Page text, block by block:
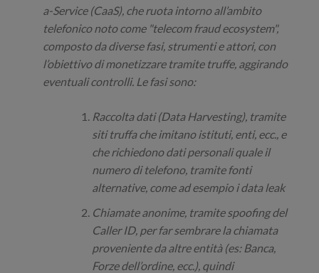
a-Service (CaaS), che ruota intorno all’ambito
telefonico noto come "telecom fraud ecosystem",
composto da diverse fasi, strumenti e attori, con
l’obiettivo di monetizzare tramite truffe, aggirando
eventuali controlli. Le fasi sono:
Raccolta dati (Data Harvesting), tramite
siti truffa che imitano istituti, enti, ecc., e
che richiedono dati personali quale il
numero di telefono, tramite fonti
alternative, come ad esempio i data leak
Chiamate anonime, tramite spoofing del
Caller ID, per far sembrare la chiamata
proveniente da altre entità (es: Banca,
Forze dell’ordine, ecc.), quindi